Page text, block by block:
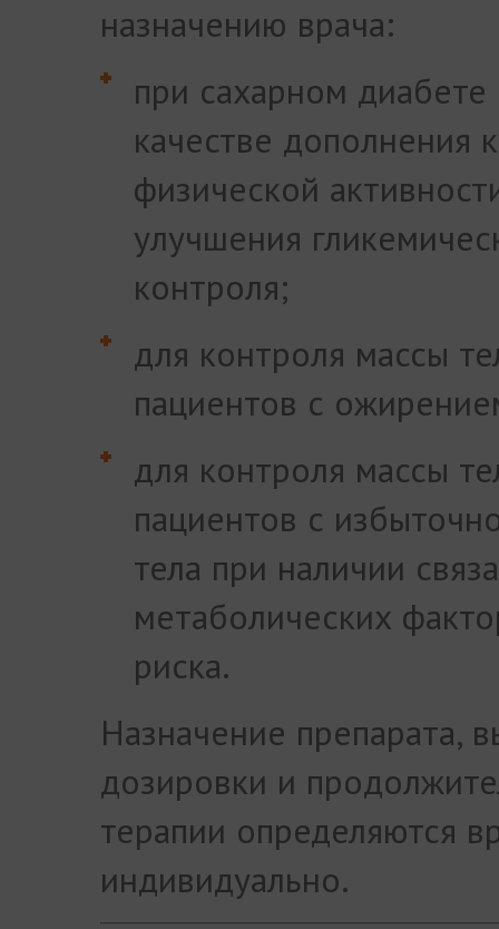
назначению врача:
при сахарном
качестве дополнения
физической
улучшения
контроля;
для контроля массы
пациентов с
для контроля массы
пациентов с
тела при наличии
метаболических
риска.
Назначение препарата,
дозировки и
терапии определяются
индивидуально.